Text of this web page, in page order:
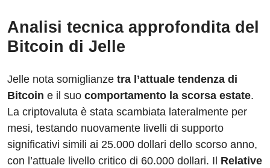
Analisi tecnica approfondita del
Bitcoin di Jelle
Jelle nota somiglianze tra l’attuale tendenza di
Bitcoin e il suo comportamento la scorsa estate.
La criptovaluta è stata scambiata lateralmente per
mesi, testando nuovamente livelli di supporto
significativi simili ai 25.000 dollari dello scorso anno,
con l’attuale livello critico di 60.000 dollari. Il Relative